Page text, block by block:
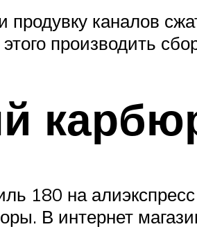
каналов
производить
180 на
В интернет